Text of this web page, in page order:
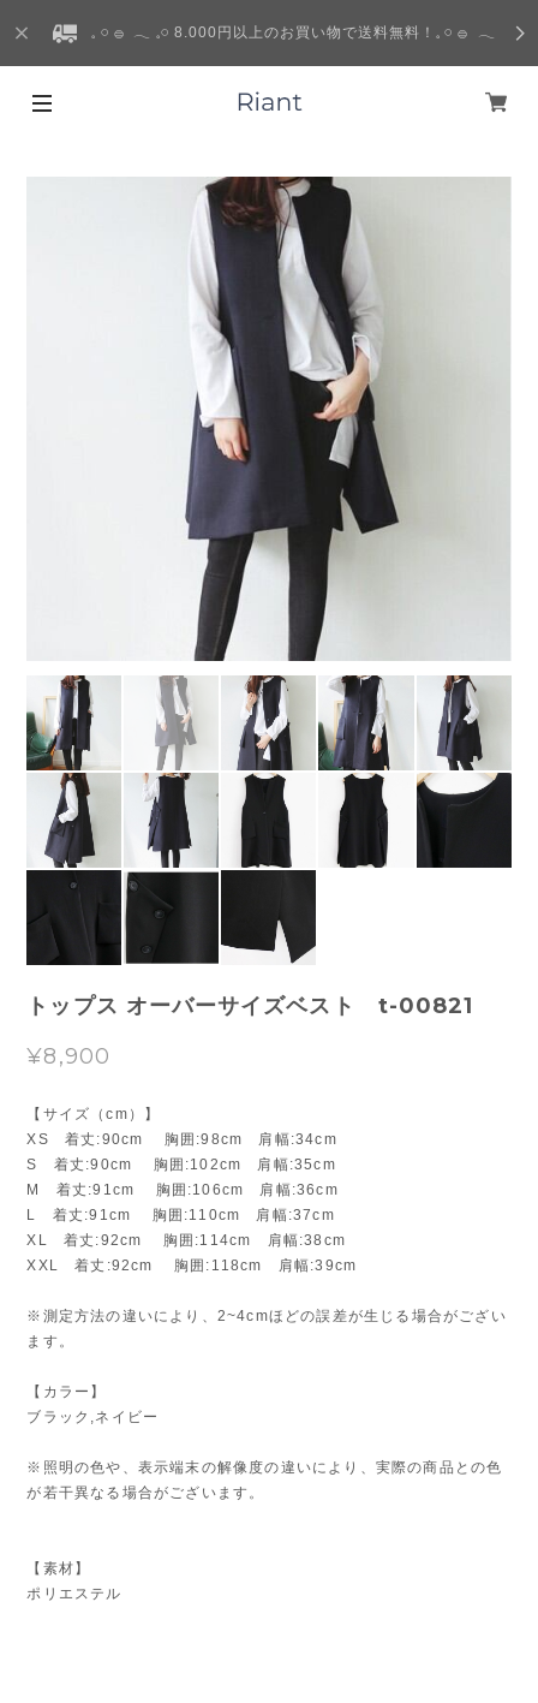
𓈒 𓏸 𓐍 𓂃 𓈒𓏸 8.000円以上のお買い物で送料無料！𓈒 𓏸 𓐍 𓂃
トップス オーバーサイズベスト t-00821
¥8,900
【サイズ（cm）】
XS 着丈:90cm 胸囲:98cm 肩幅:34cm
S 着丈:90cm 胸囲:102cm 肩幅:35cm
M 着丈:91cm 胸囲:106cm 肩幅:36cm
L 着丈:91cm 胸囲:110cm 肩幅:37cm
XL 着丈:92cm 胸囲:114cm 肩幅:38cm
XXL 着丈:92cm 胸囲:118cm 肩幅:39cm
※測定方法の違いにより、2~4cmほどの誤差が生じる場合がござい
ます。
【カラー】
ブラック,ネイビー
※照明の色や、表示端末の解像度の違いにより、実際の商品との色
が若干異なる場合がございます。
【素材】
ポリエステル